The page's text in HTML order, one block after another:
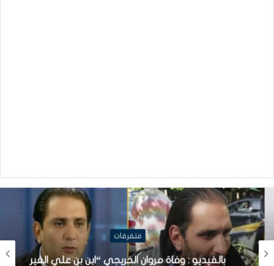
متفرقات
بالفيديو : وفاة مروان الخريجي “ابن بن علي الغير